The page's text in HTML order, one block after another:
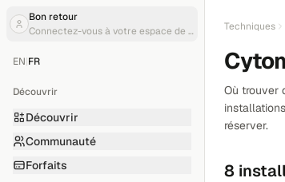
Bon retour
Connectez-vous à votre espace de travail
EN|FR
Découvrir
Découvrir
Communauté
Forfaits
Techniques
Où trouver
réserver.
8